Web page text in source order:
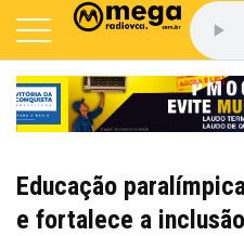
Educação
e fortalece a